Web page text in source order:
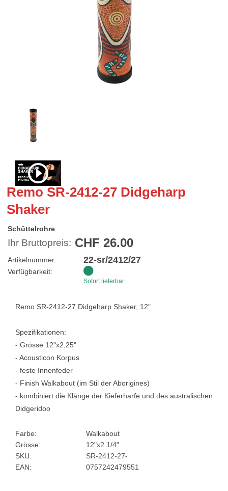
Remo SR-2412-27 Didgeharp
Shaker
Schüttelrohre
Ihr Bruttopreis: CHF 26.00
Artikelnummer: 22-sr/2412/27
Verfügbarkeit:
Sofort lieferbar
Remo SR-2412-27 Didgeharp Shaker, 12"
Spezifikationen:
- Grösse 12"x2,25"
- Acousticon Korpus
- feste Innenfeder
- Finish Walkabout (im Stil der Aborigines)
- kombiniert die Klänge der Kieferharfe und des australischen
Didgeridoo
Farbe:
Walkabout
Grösse:
12"x2 1/4"
SKU:
SR-2412-27-
EAN:
0757242479551